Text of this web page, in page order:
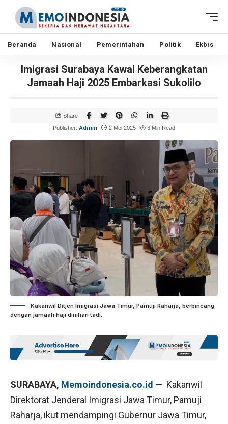
Beranda Nasional Pemerintahan Politik Ekbis
Imigrasi Surabaya Kawal Keberangkatan
Jamaah Haji 2025 Embarkasi Sukolilo
Publisher: Admin 2 Mei 2025 3 Min Read
Share
Kakanwil Ditjen Imigrasi Jawa Timur, Pamuji Raharja, berbincang
dengan jamaah haji dinihari tadi.
SURABAYA, Memoindonesia.co.id — Kakanwil
Direktorat Jenderal Imigrasi Jawa Timur, Pamuji
Raharja, ikut mendampingi Gubernur Jawa Timur,